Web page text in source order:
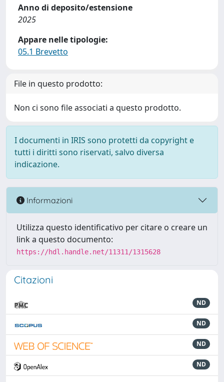
Anno di deposito/estensione
2025
Appare nelle tipologie:
05.1 Brevetto
File in questo prodotto:
Non ci sono file associati a questo prodotto.
I documenti in IRIS sono protetti da copyright e
tutti i diritti sono riservati, salvo diversa
indicazione.
Informazioni
Utilizza questo identificativo per citare o creare un
link a questo documento:
https://hdl.handle.net/11311/1315628
Citazioni
ND
ND
ND
ND